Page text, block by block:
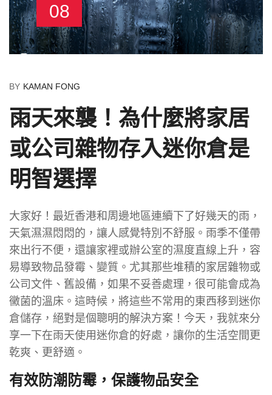
08
BY KAMAN FONG
雨天來襲！為什麼將家居
或公司雜物存入迷你倉是
明智選擇
大家好！最近香港和周邊地區連續下了好幾天的雨，
天氣濕濕悶悶的，讓人感覺特別不舒服。雨季不僅帶
來出行不便，還讓家裡或辦公室的濕度直線上升，容
易導致物品發霉、變質。尤其那些堆積的家居雜物或
公司文件、舊設備，如果不妥善處理，很可能會成為
黴菌的溫床。這時候，將這些不常用的東西移到迷你
倉儲存，絕對是個聰明的解決方案！今天，我就來分
享一下在雨天使用迷你倉的好處，讓你的生活空間更
乾爽、更舒適。
有效防潮防霉，保護物品安全